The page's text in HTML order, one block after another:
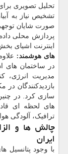
تحلیل تصویری
تشخیص نیاز به
پردازش محلی داده
اینترنت اشیای
های هوشمند:
مدیریت انرژی،
بازدیدکنندگان در
سازی کرد. در
های لحظه ای
ترافیک، آلودگی
چالش ها و
ایران